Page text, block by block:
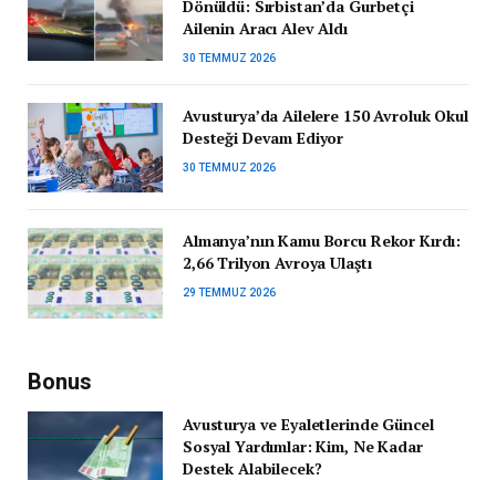
Dönüldü: Sırbistan’da Gurbetçi
Ailenin Aracı Alev Aldı
30 TEMMUZ 2026
Avusturya’da Ailelere 150 Avroluk Okul
Desteği Devam Ediyor
30 TEMMUZ 2026
Almanya’nın Kamu Borcu Rekor Kırdı:
2,66 Trilyon Avroya Ulaştı
29 TEMMUZ 2026
Bonus
Avusturya ve Eyaletlerinde Güncel
Sosyal Yardımlar: Kim, Ne Kadar
Destek Alabilecek?